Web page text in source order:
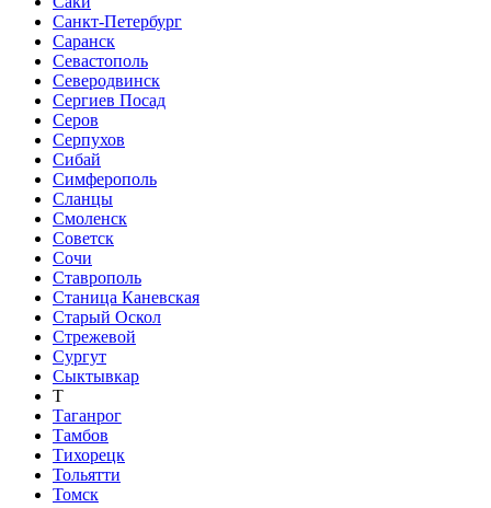
Санкт-Петербург
Саранск
Севастополь
Северодвинск
Сергиев Посад
Серов
Серпухов
Сибай
Симферополь
Сланцы
Смоленск
Советск
Сочи
Ставрополь
Станица Каневская
Старый Оскол
Стрежевой
Сургут
Сыктывкар
Т
Таганрог
Тамбов
Тихорецк
Тольятти
Томск